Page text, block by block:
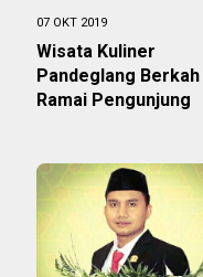
07 OKT 2019
Wisata Kuliner
Pandeglang Berkah
Ramai Pengunjung